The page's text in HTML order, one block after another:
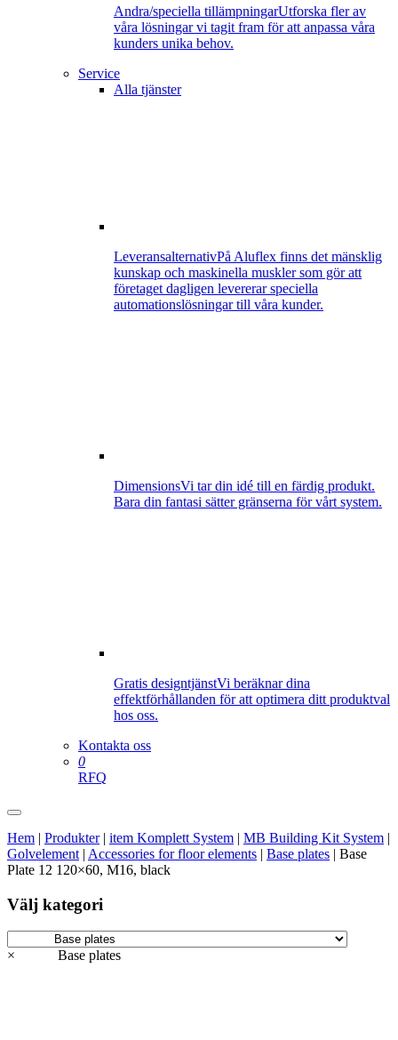
Andra/speciella tillämpningarUtforska fler av
våra lösningar vi tagit fram för att anpassa våra
kunders unika behov.
Service
Alla tjänster
LeveransalternativPå Aluflex finns det mänsklig
kunskap och maskinella muskler som gör att
företaget dagligen levererar speciella
automationslösningar till våra kunder.
DimensionsVi tar din idé till en färdig produkt.
Bara din fantasi sätter gränserna för vårt system.
Gratis designtjänstVi beräknar dina
effektförhållanden för att optimera ditt produktval
hos oss.
Kontakta oss
0
RFQ
Hem | Produkter| item Komplett System | MB Building Kit System |
Golvelement | Accessories for floor elements | Base plates | Base
Plate 12 120×60, M16, black
Välj kategori
× Base plates